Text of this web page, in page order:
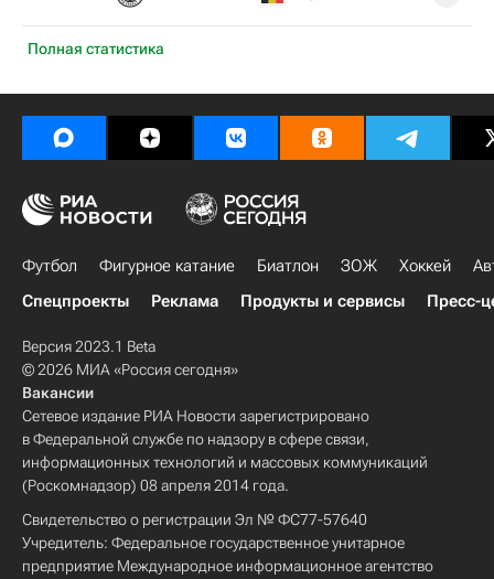
Полная статистика
Футбол Фигурное катание Биатлон ЗОЖ Хоккей
Спецпроекты
Реклама Продукты и сервисы Пресс-
Версия 2023.1 Beta
© 2026 МИА «Россия сегодня»
Вакансии
Сетевое издание РИА Новости зарегистрировано
в Федеральной службе по надзору в сфере связи,
информационных технологий и массовых коммуникаций
(Роскомнадзор) 08 апреля 2014 года.
Свидетельство о регистрации Эл № ФС77-57640
Учредитель: Федеральное государственное унитарное
предприятие Международное информационное агентство